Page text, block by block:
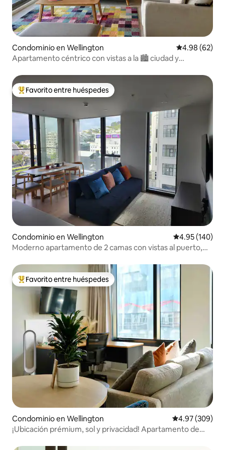
Condominio en Wellington Calificación
4.98 (62)
Apartamento céntrico con vistas a la 🏙 ciudad y
De los mejores en Favorito entre huéspedes
Favorito entre huéspedes
Condominio en Wellington Calificación
4.95 (140)
Moderno apartamento de 2 camas con vistas al puerto,
De los mejores en Favorito entre huéspedes
Favorito entre huéspedes
Condominio en Wellington Calificación
4.97 (309)
¡Ubicación prémium, sol y privacidad! Apartamento de